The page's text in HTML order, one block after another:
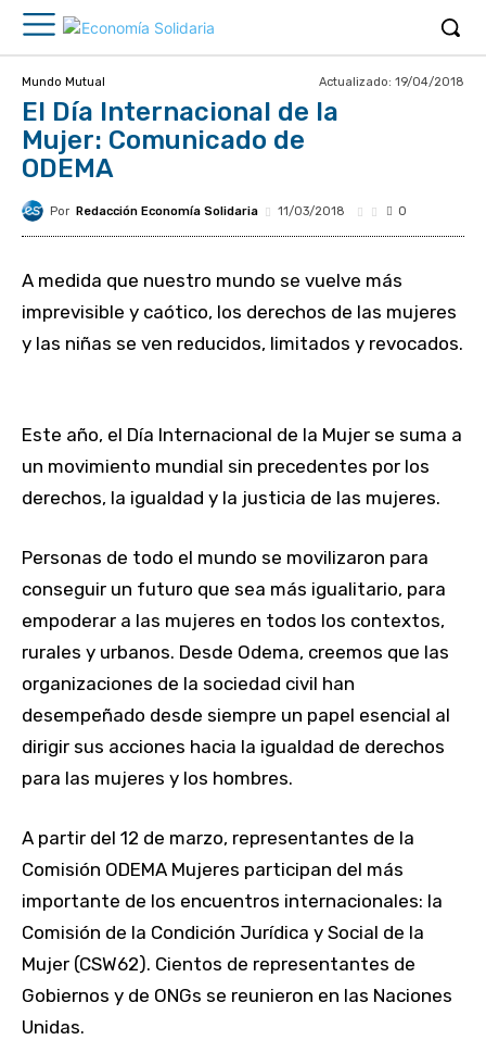
Mundo Mutual Actualizado: 19/04/2018
El Día Internacional de la
Mujer: Comunicado de
ODEMA
Por Redacción Economía Solidaria 11/03/2018 0
A medida que nuestro mundo se vuelve más
imprevisible y caótico, los derechos de las mujeres
y las niñas se ven reducidos, limitados y revocados.
Este año, el Día Internacional de la Mujer se suma a
un movimiento mundial sin precedentes por los
derechos, la igualdad y la justicia de las mujeres.
Personas de todo el mundo se movilizaron para
conseguir un futuro que sea más igualitario, para
empoderar a las mujeres en todos los contextos,
rurales y urbanos. Desde Odema, creemos que las
organizaciones de la sociedad civil han
desempeñado desde siempre un papel esencial al
dirigir sus acciones hacia la igualdad de derechos
para las mujeres y los hombres.
A partir del 12 de marzo, representantes de la
Comisión ODEMA Mujeres participan del más
importante de los encuentros internacionales: la
Comisión de la Condición Jurídica y Social de la
Mujer (CSW62). Cientos de representantes de
Gobiernos y de ONGs se reunieron en las Naciones
Unidas.